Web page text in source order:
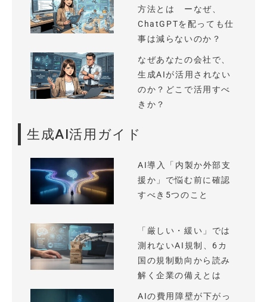
方法とは ーなぜ、
ChatGPTを配っても仕
事は減らないのか？
なぜあなたの会社で、
生成AIが活用されない
のか？どこで活用すべ
きか？
生成AI活用ガイド
AI導入「内製か外部支
援か」で悩む前に確認
すべき5つのこと
「厳しい・緩い」では
測れないAI規制、6カ
国の規制動向から読み
解く企業の備えとは
AIの費用障壁が下がっ